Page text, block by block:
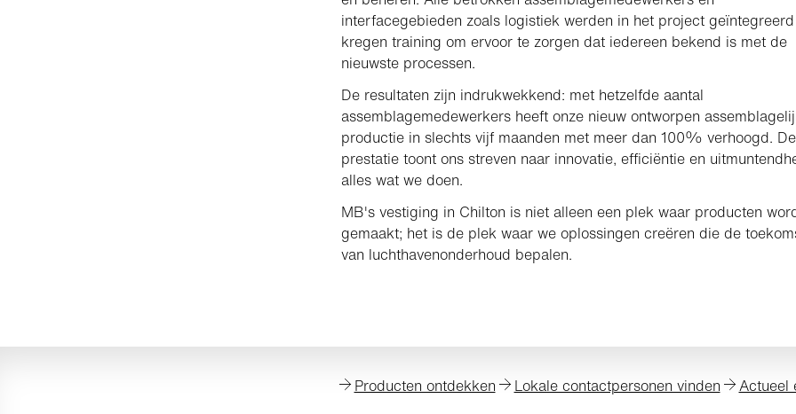
interfacegebieden zoals logistiek werden in het project
kregen training om ervoor te zorgen dat iedereen bekend is met de
nieuwste processen.
De resultaten zijn indrukwekkend: met hetzelfde aantal
assemblagemedewerkers heeft onze nieuw ontworpen
productie in slechts vijf maanden met meer dan 100% verhoogd.
prestatie toont ons streven naar innovatie, efficiëntie en
alles wat we doen.
MB's vestiging in Chilton is niet alleen een plek waar producten
gemaakt; het is de plek waar we oplossingen creëren die de
van luchthavenonderhoud bepalen.
Producten ontdekken Lokale contactpersonen vinden Actueel